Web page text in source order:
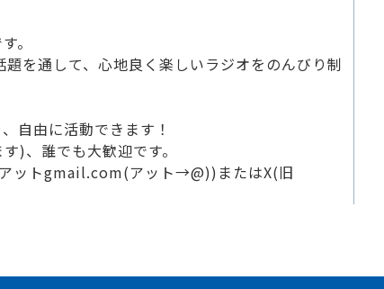
。
を通して、心地良く楽しいラジオをのんびり制
自由に活動できます！
)、誰でも大歓迎です。
ットgmail.com(アット→@))またはX(旧